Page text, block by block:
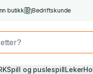
butikk Bedriftskunde
Spill og puslespillLeker